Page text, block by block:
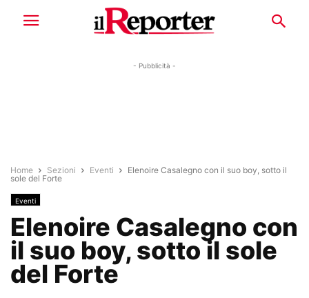
- Pubblicità -
Home Sezioni Eventi
Elenoire Casalegno con il suo boy, sotto il
sole del Forte
Eventi
Elenoire Casalegno con
il suo boy, sotto il sole
del Forte